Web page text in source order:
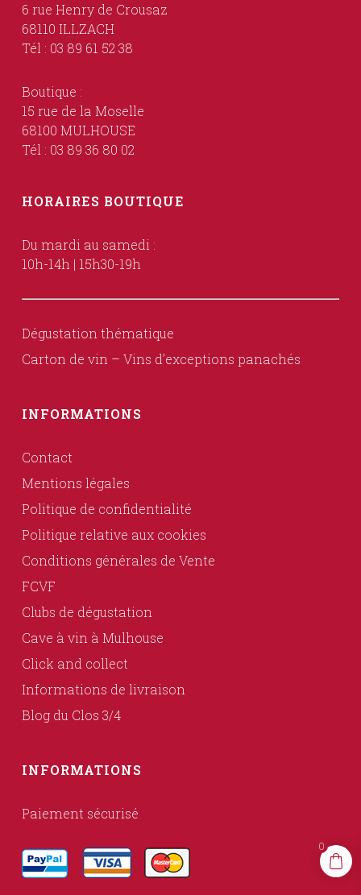
6 rue Henry de Crousaz
68110 ILLZACH
Tél : 03 89 61 52 38
Boutique :
15 rue de la Moselle
68100 MULHOUSE
Tél : 03 89 36 80 02
HORAIRES BOUTIQUE
Du mardi au samedi :
10h-14h | 15h30-19h
Dégustation thématique
Carton de vin – Vins d’exceptions panachés
INFORMATIONS
Contact
Mentions légales
Politique de confidentialité
Politique relative aux cookies
Conditions générales de Vente
FCVF
Clubs de dégustation
Cave à vin à Mulhouse
Click and collect
Informations de livraison
Blog du Clos 3/4
INFORMATIONS
Paiement sécurisé
0